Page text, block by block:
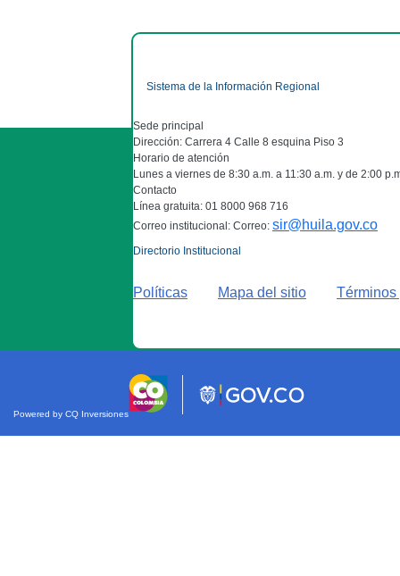
Sistema de la Información Regional
Sede principal
Dirección: Carrera 4 Calle 8 esquina Piso 3
Horario de atención
Lunes a viernes de 8:30 a.m. a 11:30 a.m. y de 2:00
Contacto
Línea gratuita: 01 8000 968 716
Correo institucional: Correo: sir@huila.gov.co
Directorio Institucional
Políticas Mapa del sitio
Powered by CQ Inversiones